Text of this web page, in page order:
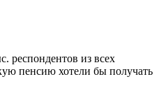
респондентов из всех
пенсию хотели бы получать